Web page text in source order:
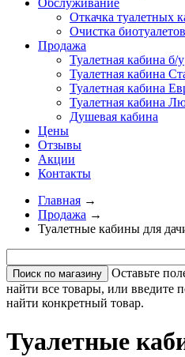
Обслуживание
Откачка туалетных
Очистка биотуалетов
Продажа
Туалетная кабина б/у
Туалетная кабина
Туалетная кабина
Туалетная кабина
Душевая кабина
Цены
Отзывы
Акции
Контакты
Главная →
Продажа →
Туалетные кабины для
Оставьте
найти все товары, или введите
найти конкретный товар.
Туалетные